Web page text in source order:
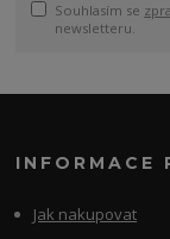
Souhlasím se
newsletteru.
INFORMACE
Jak nakupovat